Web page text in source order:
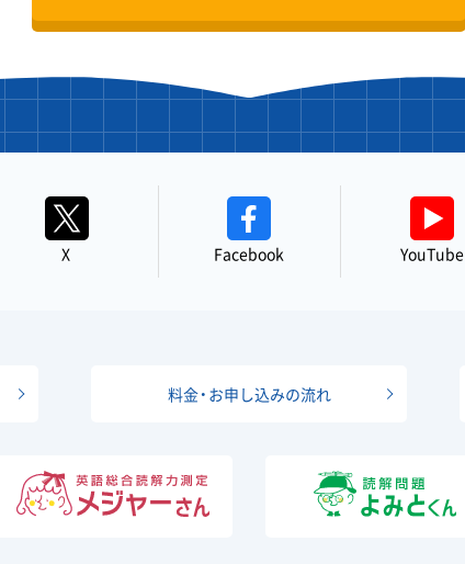
X Facebook YouTube
料金・お申し込みの流れ